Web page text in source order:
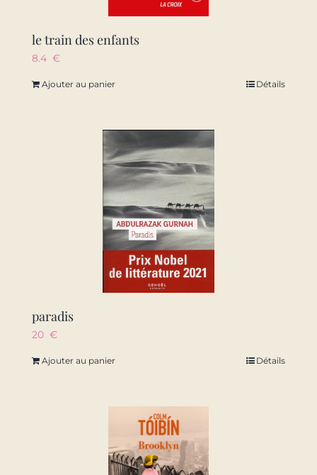
le train des enfants
8.4 €
Ajouter au panier Détails
paradis
20 €
Ajouter au panier Détails